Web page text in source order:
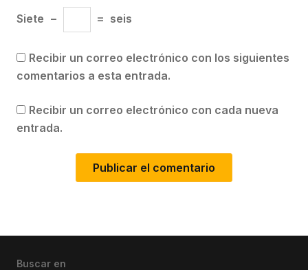
Siete − = seis
Recibir un correo electrónico con los siguientes
comentarios a esta entrada.
Recibir un correo electrónico con cada nueva
entrada.
Buscar en